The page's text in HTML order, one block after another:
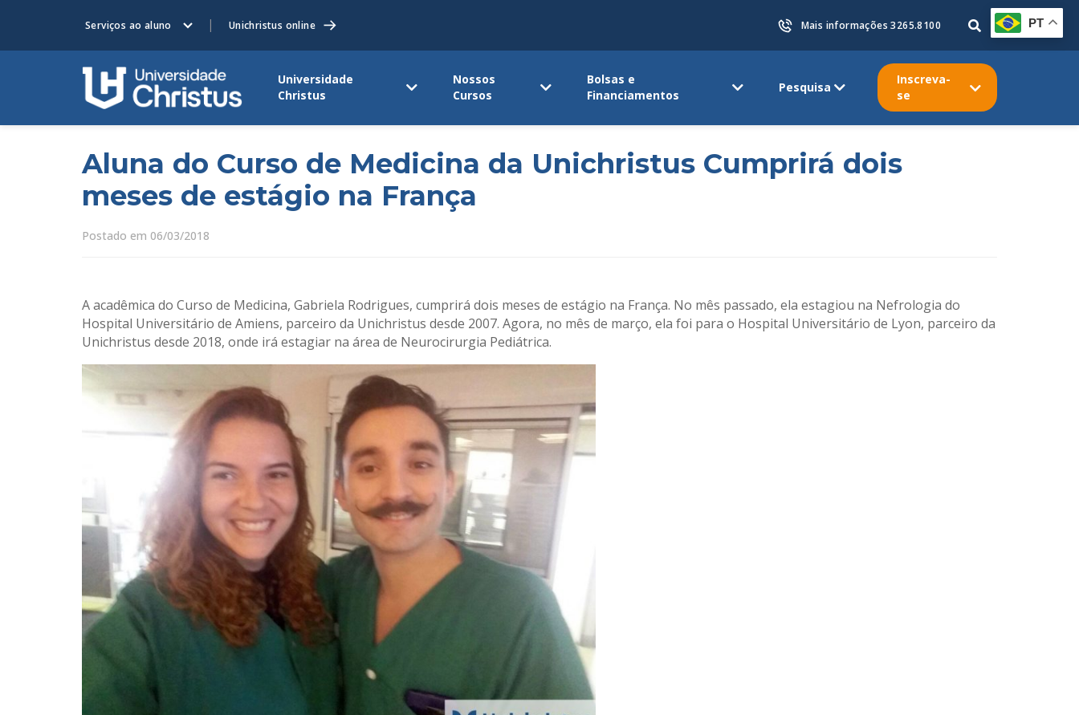
Serviços ao aluno Unichristus online Mais informações 3265.8100
Universidade
Christus
Nossos
Cursos
Bolsas e
Financiamentos
Pesquisa
Inscreva-
se
Aluna do Curso de Medicina da Unichristus Cumprirá dois
meses de estágio na França
Postado em 06/03/2018
A acadêmica do Curso de Medicina, Gabriela Rodrigues, cumprirá dois meses de estágio na França. No mês passado, ela estagiou na Nefrologia do
Hospital Universitário de Amiens, parceiro da Unichristus desde 2007. Agora, no mês de março, ela foi para o Hospital Universitário de Lyon, parceiro da
Unichristus desde 2018, onde irá estagiar na área de Neurocirurgia Pediátrica.
PT